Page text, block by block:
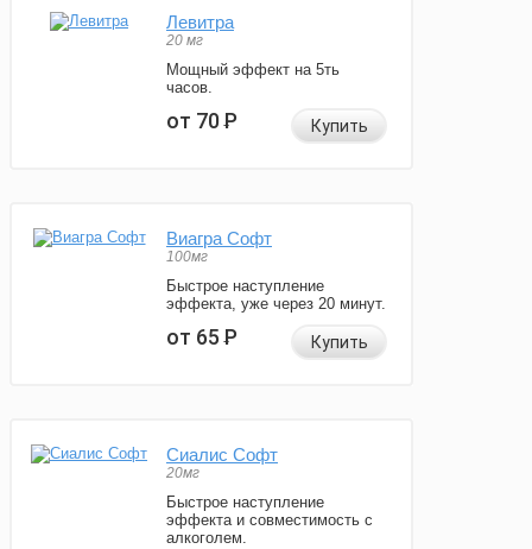
Левитра
20 мг
Мощный эффект на 5ть
часов.
от 70Р Купить
Виагра Софт
100мг
Быстрое наступление
эффекта, уже через 20 минут.
от 65Р Купить
Сиалис Софт
20мг
Быстрое наступление
эффекта и совместимость с
алкоголем.